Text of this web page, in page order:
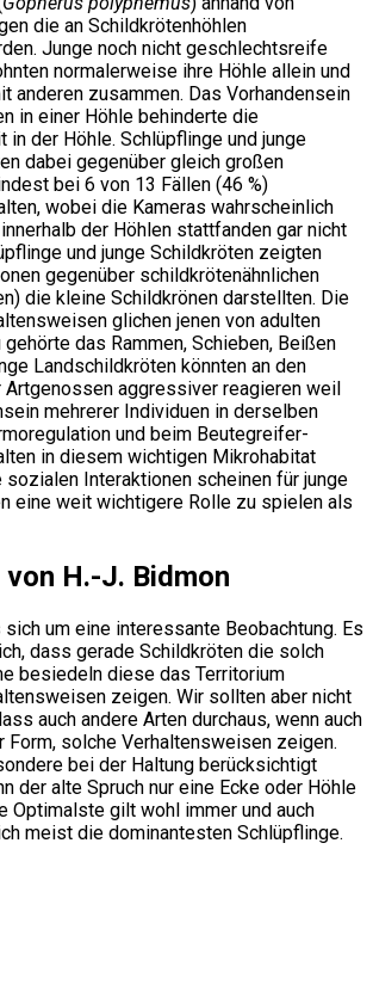
die an Schildkrötenhöhlen
Junge noch nicht geschlechtsreife
normalerweise ihre Höhle allein und
anderen zusammen. Das Vorhandensein
in einer Höhle behinderte die
in der Höhle. Schlüpflinge und junge
dabei gegenüber gleich großen
bei 6 von 13 Fällen (46 %)
wobei die Kameras wahrscheinlich
der Höhlen stattfanden gar nicht
und junge Schildkröten zeigten
gegenüber schildkrötenähnlichen
die kleine Schildkrönen darstellten. Die
glichen jenen von adulten
das Rammen, Schieben, Beißen
Landschildkröten könnten an den
Artgenossen aggressiver reagieren weil
mehrerer Individuen in derselben
und beim Beutegreifer-
in diesem wichtigen Mikrohabitat
sozialen Interaktionen scheinen für junge
eine weit wichtigere Rolle zu spielen als
H.-J. Bidmon
um eine interessante Beobachtung. Es
dass gerade Schildkröten die solch
besiedeln diese das Territorium
zeigen. Wir sollten aber nicht
auch andere Arten durchaus, wenn auch
Form, solche Verhaltensweisen zeigen.
bei der Haltung berücksichtigt
der alte Spruch nur eine Ecke oder Höhle
Optimalste gilt wohl immer und auch
meist die dominantesten Schlüpflinge.